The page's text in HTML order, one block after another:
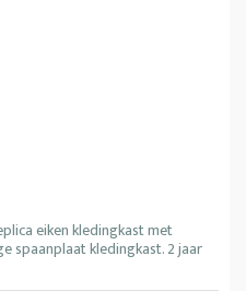
eiken kledingkast met
spaanplaat kledingkast. 2 jaar